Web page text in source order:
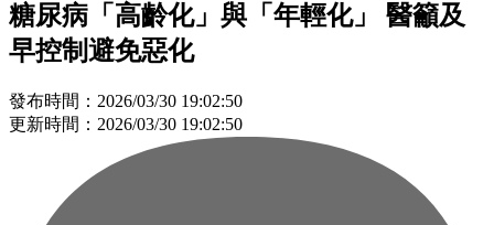
糖尿病「高齡化」與「年輕化」 醫籲及
早控制避免惡化
發布時間：2026/03/30 19:02:50
更新時間：2026/03/30 19:02:50